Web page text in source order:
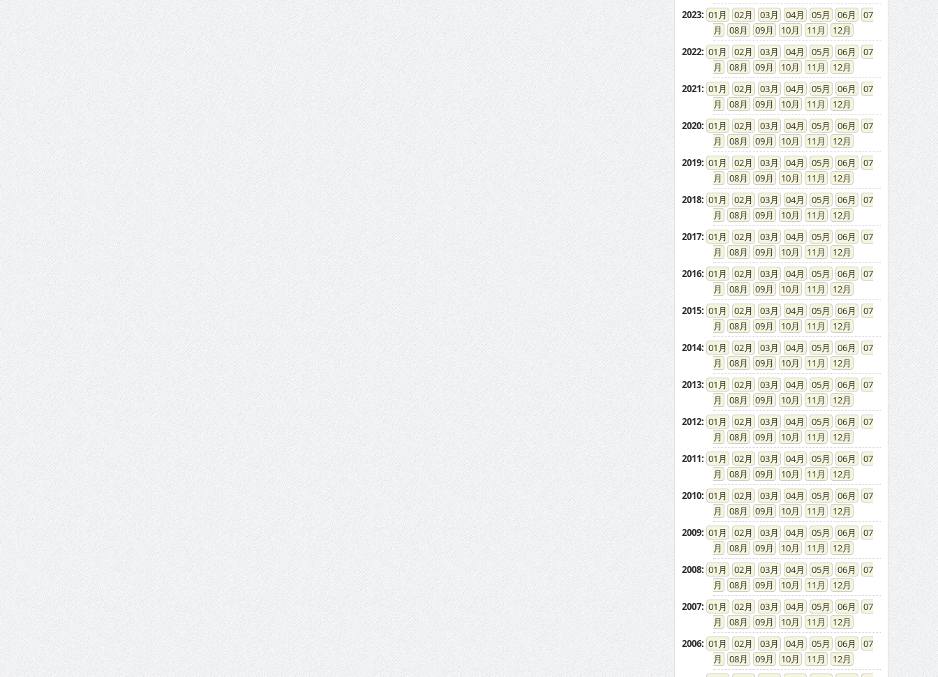
2023: 01 02 03 04 05 06
07
08
09 10 11
12
2022: 01 02 03 04 05 06
07
08
09 10 11
12
2021: 01 02 03 04 05 06
07
08
09 10 11
12
2020: 01 02 03 04 05 06
07
08
09 10 11
12
2019: 01 02 03 04 05 06
07
08
09 10 11
12
2018: 01 02 03 04 05 06
07
08
09 10 11
12
2017: 01 02 03 04 05 06
07
08
09 10 11
12
2016: 01 02 03 04 05 06
07
08
09 10 11
12
2015: 01 02 03 04 05 06
07
08
09 10 11
12
2014: 01 02 03 04 05 06
07
08
09 10 11
12
2013: 01 02 03 04 05 06
07
08
09 10 11
12
2012: 01 02 03 04 05 06
07
08
09 10 11
12
2011: 01 02 03 04 05 06
07
08
09 10 11
12
2010: 01 02 03 04 05 06
07
08
09 10 11
12
2009: 01 02 03 04 05 06
07
08
09 10 11
12
2008: 01 02 03 04 05 06
07
08
09 10 11
12
2007: 01 02 03 04 05 06
07
08
09 10 11
12
2006: 01 02 03 04 05 06
07
08
09 10 11
12